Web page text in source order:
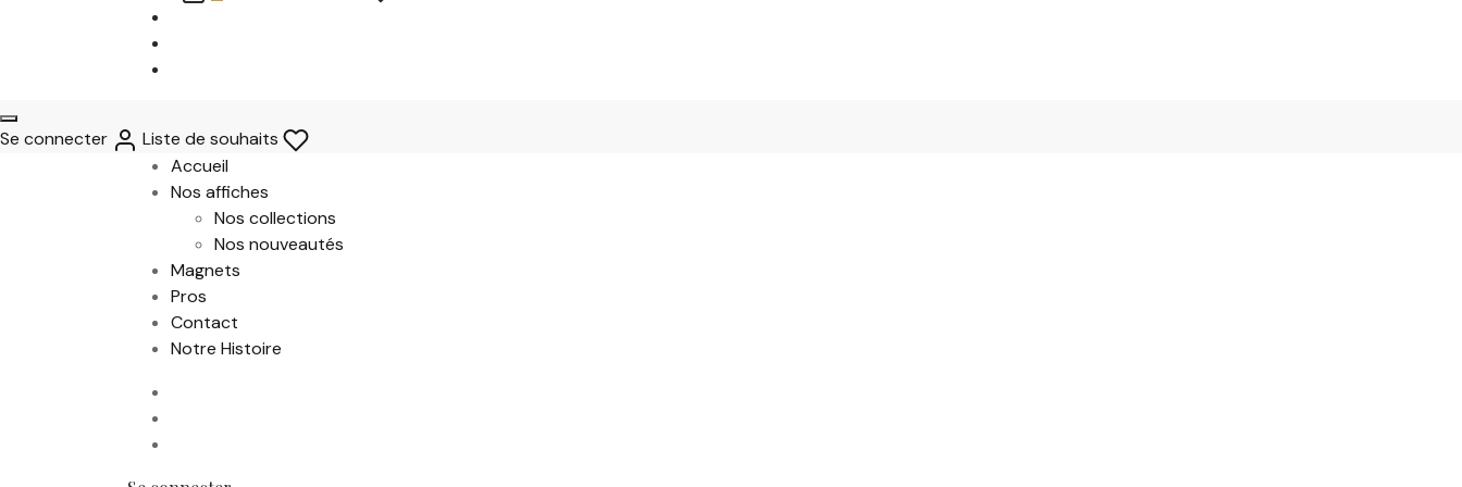
Se connecter
Liste de souhaits
Accueil
Nos affiches
Nos collections
Nos nouveautés
Magnets
Pros
Contact
Notre Histoire